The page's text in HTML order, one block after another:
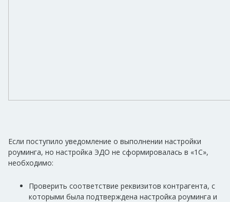
Если поступило уведомление о выполнении настройки
роуминга, но настройка ЭДО не сформировалась в «1С»,
необходимо:
Проверить соответствие реквизитов контрагента, с
которыми была подтверждена настройка роуминга и